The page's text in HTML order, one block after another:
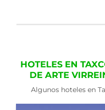
HOTELES EN
DE ARTE
Algunos hoteles en